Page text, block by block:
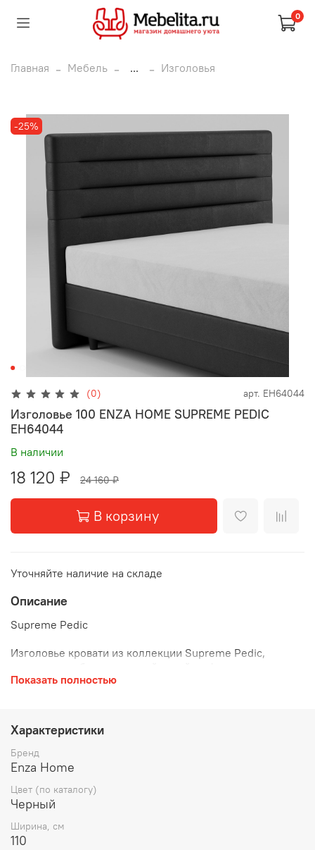
0
Главная Мебель ... Изголовья
-25%
(0) арт. EH64044
Изголовье 100 ENZA HOME SUPREME PEDIC
EH64044
В наличии
18 120 ₽ 24 160 ₽
В корзину
Уточняйте наличие на складе
Описание
Supreme Pedic
Изголовье кровати из коллекции Supreme Pedic,
эстетическими деталями, предлагая современную и
Показать полностью
Характеристики
Бренд
Enza Home
Цвет (по каталогу)
Черный
Ширина, см
110